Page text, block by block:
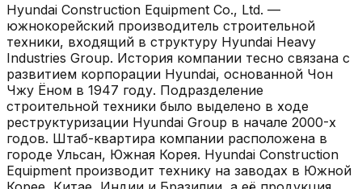
Hyundai Construction Equipment Co., Ltd. —
южнокорейский производитель строительной
техники, входящий в структуру Hyundai Heavy
Industries Group. История компании тесно связана с
развитием корпорации Hyundai, основанной Чон
Чжу Ёном в 1947 году. Подразделение
строительной техники было выделено в ходе
реструктуризации Hyundai Group в начале 2000-х
годов. Штаб-квартира компании расположена в
городе Ульсан, Южная Корея. Hyundai Construction
Equipment производит технику на заводах в Южной